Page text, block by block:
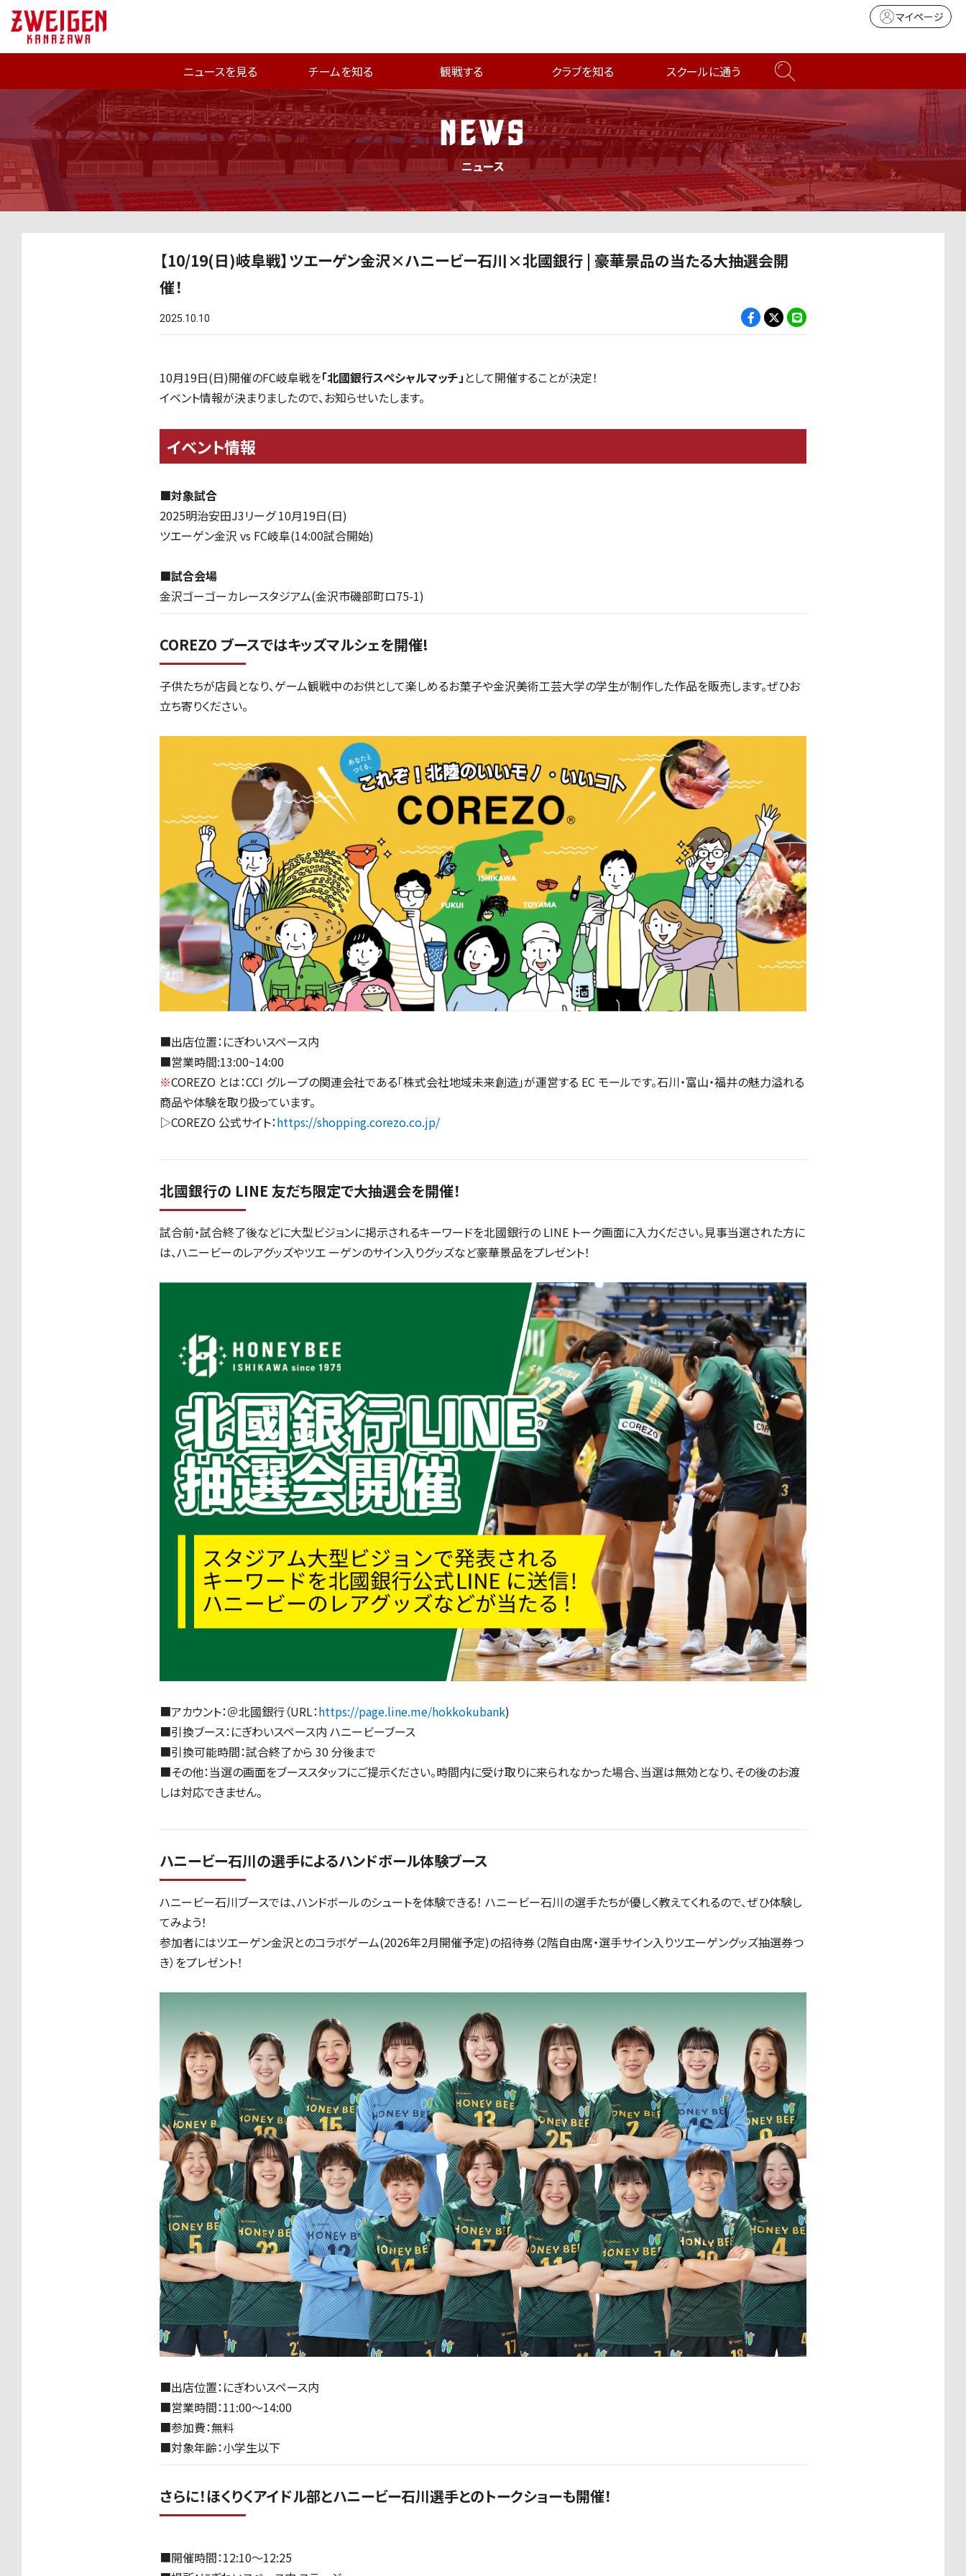
マイページ
ニュースを見る チームを知る 観戦する クラブを知る スクールに通う
NEWS
ニュース
【10/19(日)岐阜戦】ツエーゲン金沢×ハニービー石川×北國銀行 | 豪華景品の当たる大抽選会開
催！
2025.10.10
10月19日(日)開催のFC岐阜戦を「北國銀行スペシャルマッチ」 として開催することが決定！
イベント情報が決まりましたので、お知らせいたします。
イベント情報
■対象試合
2025明治安田J3リーグ 10月19日(日)
ツエーゲン金沢 vs FC岐阜(14:00試合開始)
■試合会場
金沢ゴーゴーカレースタジアム(金沢市磯部町ロ75-1)
COREZO ブースではキッズマルシェを開催!
子供たちが店員となり、ゲーム観戦中のお供として楽しめるお菓子や金沢美術工芸大学の学生が制作した作品を販売します。ぜひお
立ち寄りください。
■出店位置：にぎわいスペース内
■営業時間:13:00~14:00
※COREZO とは：CCI グループの関連会社である「株式会社地域未来創造」が運営する EC モールです。石川・富山・福井の魅力溢れる
商品や体験を取り扱っています。
▷COREZO 公式サイト：https://shopping.corezo.co.jp/
北國銀行の LINE 友だち限定で大抽選会を開催！
試合前・試合終了後などに大型ビジョンに掲示されるキーワードを北國銀行の LINE トーク画面に入力ください。見事当選された方に
は、ハニービーのレアグッズやツエ ーゲンのサイン入りグッズなど豪華景品をプレゼント！
■アカウント：＠北國銀行（URL：https://page.line.me/hokkokubank)
■引換ブース：にぎわいスペース内 ハニービーブース
■引換可能時間：試合終了から 30 分後まで
■その他：当選の画面をブーススタッフにご提示ください。時間内に受け取りに来られなかった場合、当選は無効となり、その後のお渡
しは対応できません。
ハニービー石川の選手によるハンドボール体験ブース
ハニービー石川ブースでは、ハンドボールのシュートを体験できる！ ハニービー石川の選手たちが優しく教えてくれるので、ぜひ体験し
てみよう！
参加者にはツエーゲン金沢とのコラボゲーム(2026年2月開催予定)の招待券（2階自由席・選手サイン入りツエーゲングッズ抽選券つ
き）をプレゼント！
■出店位置：にぎわいスペース内
■営業時間：11:00〜14:00
■参加費：無料
■対象年齢：小学生以下
さらに！ほくりくアイドル部とハニービー石川選手とのトークショーも開催！
■開催時間：12:10～12:25